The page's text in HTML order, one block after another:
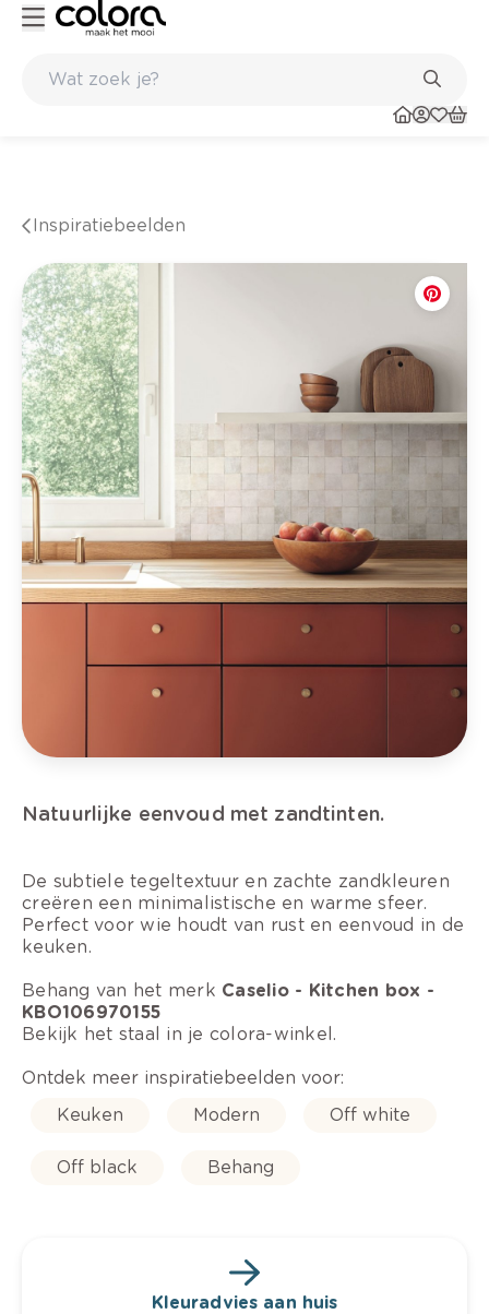
Inspiratiebeelden
Natuurlijke eenvoud met zandtinten.
De subtiele tegeltextuur en zachte zandkleuren
creëren een minimalistische en warme sfeer.
Perfect voor wie houdt van rust en eenvoud in de
keuken.
Behang van het merk Caselio - Kitchen box -
KBO106970155
Bekijk het staal in je colora-winkel.
Ontdek meer inspiratiebeelden voor:
Keuken
Modern Off white
Off black Behang
Kleuradvies aan huis